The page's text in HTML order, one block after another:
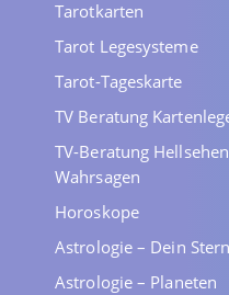
Tarotkarten
Tarot Legesysteme
Tarot-Tageskarte
TV Beratung
TV-Beratung
Wahrsagen
Horoskope
Astrologie – Dein
Astrologie – Planeten